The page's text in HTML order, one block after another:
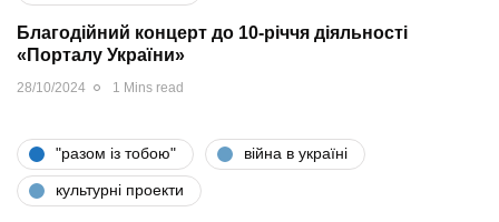
Благодійний концерт до 10-річчя діяльності
«Порталу України»
28/10/2024 1 Mins read
"разом iз тобою" війна в україні
культурні проекти